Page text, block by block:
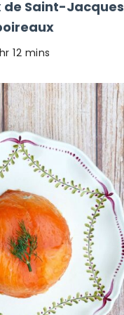
de Saint-Jacques
12 mins